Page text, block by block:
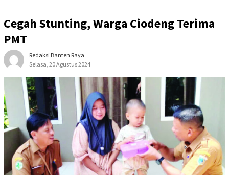
Cegah Stunting, Warga Ciodeng Terima
PMT
Redaksi Banten Raya
Selasa, 20 Agustus 2024